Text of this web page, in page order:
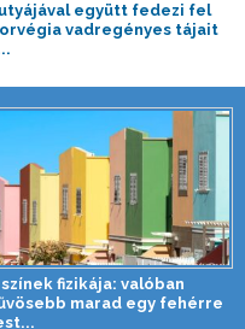
együtt fedezi fel
vadregényes tájait
színek fizikája: valóban
marad egy fehérre